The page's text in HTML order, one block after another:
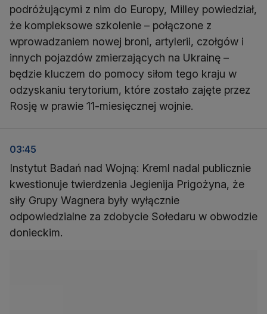
podróżującymi z nim do Europy, Milley powiedział,
że kompleksowe szkolenie – połączone z
wprowadzaniem nowej broni, artylerii, czołgów i
innych pojazdów zmierzających na Ukrainę –
będzie kluczem do pomocy siłom tego kraju w
odzyskaniu terytorium, które zostało zajęte przez
Rosję w prawie 11-miesięcznej wojnie.
03:45
Instytut Badań nad Wojną: Kreml nadal publicznie
kwestionuje twierdzenia Jegienija Prigożyna, że
siły Grupy Wagnera były wyłącznie
odpowiedzialne za zdobycie Sołedaru w obwodzie
donieckim.